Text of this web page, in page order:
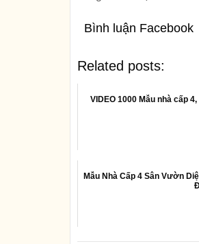
Bình luận Facebook
Related posts:
VIDEO 1000 Mẫu nhà cấp
Mẫu Nhà Cấp 4 Sân Vườn